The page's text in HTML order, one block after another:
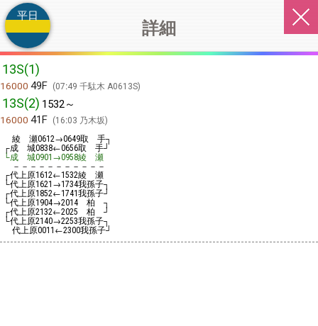
詳細
平日
13S(1)
16000 49F 07:49 千駄木 A0613S
13S(2) 1532～
16000 41F
16:03 乃木坂
綾 瀬0612→0649取 手┐
┌成 城0838←0656取 手┘
└成 城0901 →0958綾 瀬
－－－－－－－－－－－
┌代上原1612←1532綾 瀬
└代上原1621 →1734我孫子┐
┌代上原1852←1741我孫子┘
└代上原1904→2014柏 ┐
┌代上原2132←2025 柏 ┘
└代上原2140→2253我孫子┐
代上原0011 ←2300我孫子┘